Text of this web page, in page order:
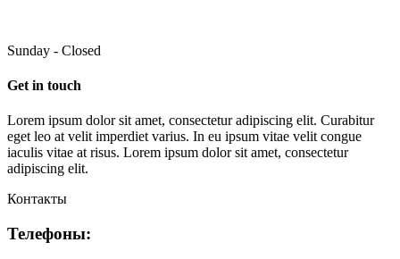
Sunday - Closed
Get in touch
Lorem ipsum dolor sit amet, consectetur adipiscing elit. Curabitur
eget leo at velit imperdiet varius. In eu ipsum vitae velit congue
iaculis vitae at risus. Lorem ipsum dolor sit amet, consectetur
adipiscing elit.
Контакты
Телефоны: